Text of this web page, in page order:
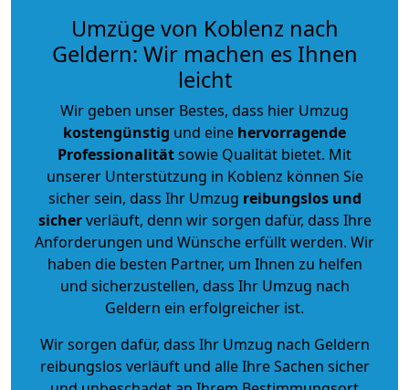
Umzüge von Koblenz nach
Geldern: Wir machen es Ihnen
leicht
Wir geben unser Bestes, dass hier Umzug
kostengünstig und eine hervorragende
Professionalitätsowie Qualität bietet. Mit
unserer Unterstützung in Koblenz können Sie
sicher sein, dass Ihr Umzug reibungslos und
sicherverläuft, denn wir sorgen dafür, dass Ihre
Anforderungen und Wünsche erfüllt werden. Wir
haben die besten Partner, um Ihnen zu helfen
und sicherzustellen, dass Ihr Umzug nach
Geldern ein erfolgreicher ist.
Wir sorgen dafür, dass Ihr Umzug nach Geldern
reibungslos verläuft und alle Ihre Sachen sicher